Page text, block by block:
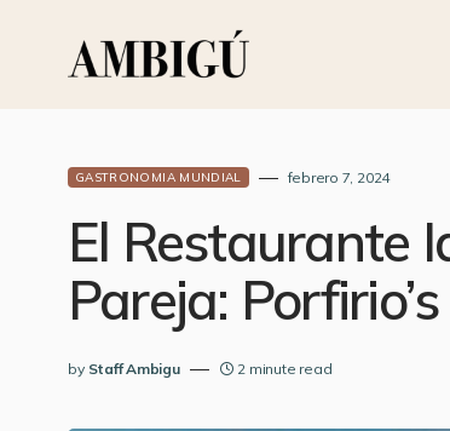
GASTRONOMIA MUNDIAL febrero 7, 2024
El Restaurante
Pareja: Porfirio’s
by Staff Ambigu 2 minute read